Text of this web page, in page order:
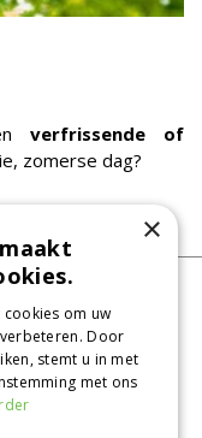
verfrissende of
zomerse dag?
×
om uw
Door
stemt u in met
met ons